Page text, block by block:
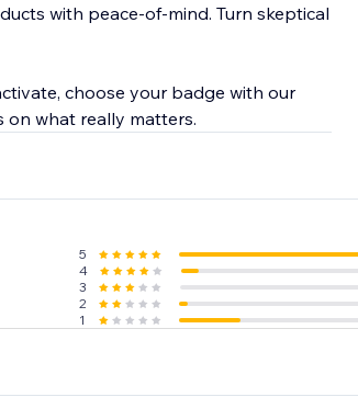
with peace-of-mind. Turn skeptical
choose your badge with our
on what really matters.
5
4
3
2
1